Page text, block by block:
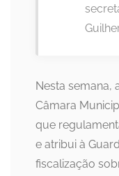
Nesta semana,
Câmara
que
e atribui à
fiscalização